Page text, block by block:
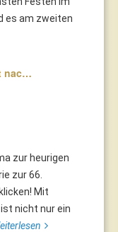
es am zweiten
nac…
zur heurigen
zur 66.
Mit
ist nicht nur ein